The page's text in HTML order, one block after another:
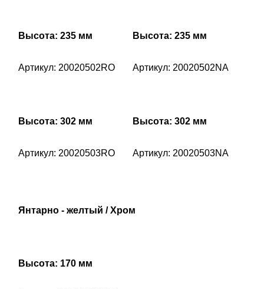
Высота: 235 мм
Артикул: 20020502RO
Высота: 302 мм
Артикул: 20020503RO
Высота: 235 мм
Артикул: 20020502NA
Высота: 302 мм
Артикул: 20020503NA
Янтарно - желтый / Хром
Высота: 170 мм